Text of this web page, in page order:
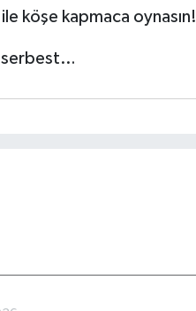
köşe kapmaca oynasın!
serbest…